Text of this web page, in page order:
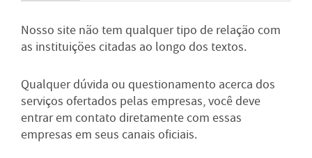
Nosso site não tem qualquer tipo de relação com
as instituições citadas ao longo dos textos.
Qualquer dúvida ou questionamento acerca dos
serviços ofertados pelas empresas, você deve
entrar em contato diretamente com essas
empresas em seus canais oficiais.